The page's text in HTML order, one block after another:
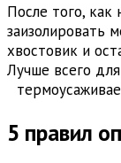
После того, как
заизолировать
хвостовик и
Лучше всего
5 правил